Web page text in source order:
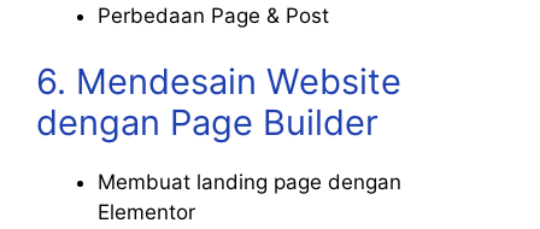
Perbedaan Page & Post
6. Mendesain Website
dengan Page Builder
Membuat landing page dengan
Elementor